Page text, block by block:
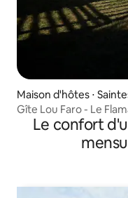
Maison d'hôtes ⋅
Gîte Lou Faro - Le
Le confort